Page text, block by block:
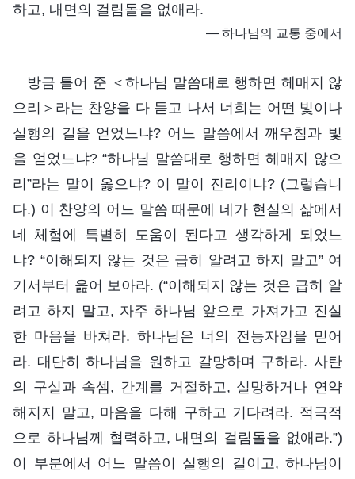
하고, 내면의 걸림돌을 없애라.
― 하나님의 교통 중에서
방금 틀어 준 ＜하나님 말씀대로 행하면 헤매지 않
으리＞라는 찬양을 다 듣고 나서 너희는 어떤 빛이나
실행의 길을 얻었느냐? 어느 말씀에서 깨우침과 빛
을 얻었느냐? “하나님 말씀대로 행하면 헤매지 않으
리”라는 말이 옳으냐? 이 말이 진리이냐? (그렇습니
다.) 이 찬양의 어느 말씀 때문에 네가 현실의 삶에서
네 체험에 특별히 도움이 된다고 생각하게 되었느
냐? “이해되지 않는 것은 급히 알려고 하지 말고” 여
기서부터 읊어 보아라. (“이해되지 않는 것은 급히 알
려고 하지 말고, 자주 하나님 앞으로 가져가고 진실
한 마음을 바쳐라. 하나님은 너의 전능자임을 믿어
라. 대단히 하나님을 원하고 갈망하며 구하라. 사탄
의 구실과 속셈, 간계를 거절하고, 실망하거나 연약
해지지 말고, 마음을 다해 구하고 기다려라. 적극적
으로 하나님께 협력하고, 내면의 걸림돌을 없애라.”)
이 부분에서 어느 말씀이 실행의 길이고, 하나님이